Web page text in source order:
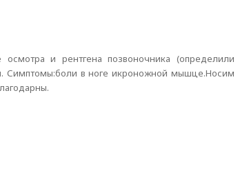
осмотра и рентгена позвоночника (определили
Симптомы:боли в ноге икроножной мышце.Носим